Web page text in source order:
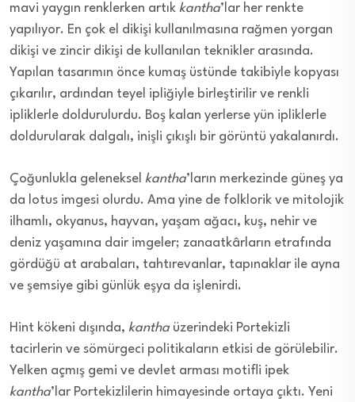
mavi yaygın renklerken artık kantha’lar her renkte
yapılıyor. En çok el dikişi kullanılmasına rağmen yorgan
dikişi ve zincir dikişi de kullanılan teknikler arasında.
Yapılan tasarımın önce kumaş üstünde takibiyle kopyası
çıkarılır, ardından teyel ipliğiyle birleştirilir ve renkli
ipliklerle doldurulurdu. Boş kalan yerlerse yün ipliklerle
doldurularak dalgalı, inişli çıkışlı bir görüntü yakalanırdı.
Çoğunlukla geleneksel kantha’ların merkezinde güneş ya
da lotus imgesi olurdu. Ama yine de folklorik ve mitolojik
ilhamlı, okyanus, hayvan, yaşam ağacı, kuş, nehir ve
deniz yaşamına dair imgeler; zanaatkârların etrafında
gördüğü at arabaları, tahtırevanlar, tapınaklar ile ayna
ve şemsiye gibi günlük eşya da işlenirdi.
Hint kökeni dışında, kantha üzerindeki Portekizli
tacirlerin ve sömürgeci politikaların etkisi de görülebilir.
Yelken açmış gemi ve devlet arması motifli ipek
kantha’lar Portekizlilerin himayesinde ortaya çıktı. Yeni